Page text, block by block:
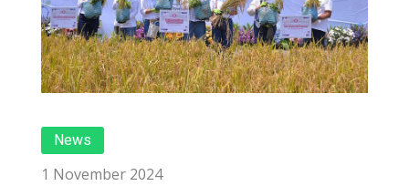
News
1 November 2024